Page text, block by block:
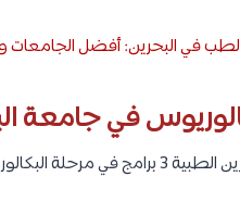
في البحرين: أفضل الجامعات
في جامعة
وهم كما يلي: